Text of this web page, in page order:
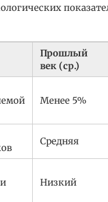
Прошлый
век (ср.)
Менее 5%
Средняя
Низкий